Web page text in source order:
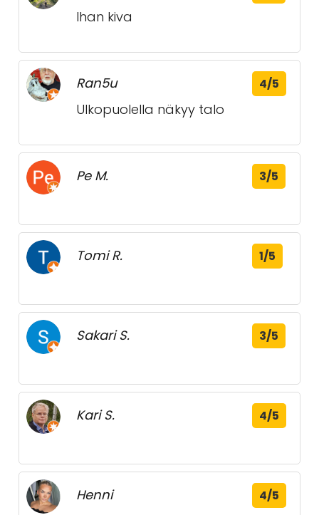
Ihan kiva
Ran5u 4/5
Ulkopuolella näkyy talo
Pe M. 3/5
Tomi R. 1/5
Sakari S. 3/5
Kari S. 4/5
Henni 4/5